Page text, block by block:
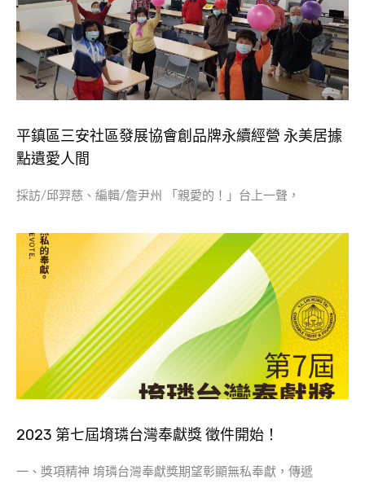
​平鎮區三安社區發展協會創品牌永續經營 永美居據
點遺愛人間
採訪/邱羿慈、編輯/詹尹州 「親愛的！」台上一聲，
2023 第七屆堉璘台灣奉獻獎 徵件開始！
一、獎項精神 堉璘台灣奉獻獎期望彰顯無私奉獻，傳遞